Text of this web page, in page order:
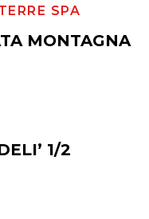
SPA
MONTAGNA
1/2